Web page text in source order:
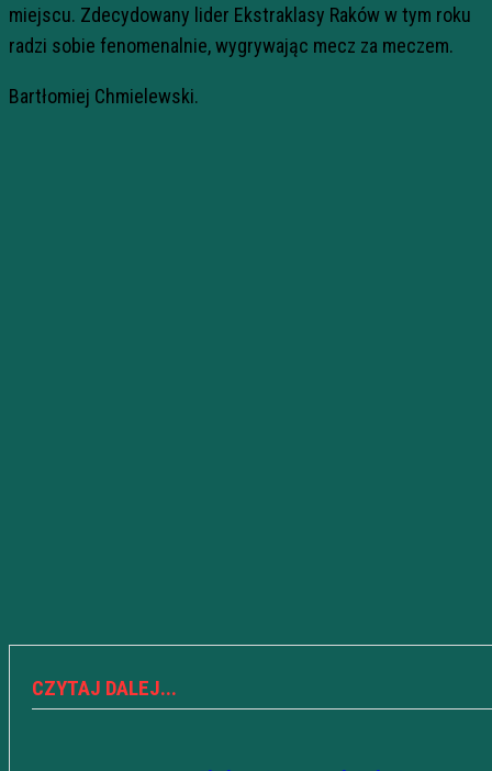
miejscu. Zdecydowany lider Ekstraklasy Raków w tym roku
radzi sobie fenomenalnie, wygrywając mecz za meczem.
Bartłomiej Chmielewski.
CZYTAJ DALEJ...